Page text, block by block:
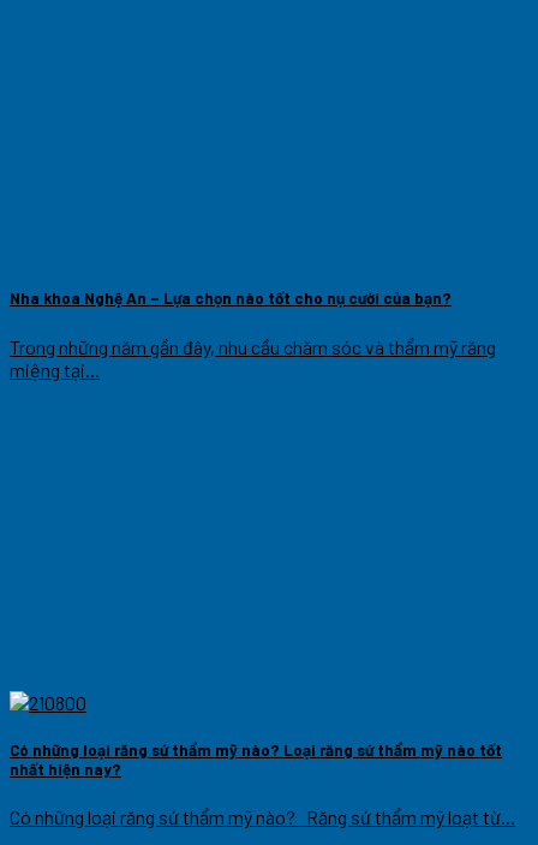
Nha khoa Nghệ An – Lựa chọn nào tốt cho nụ cười của bạn?
Trong những năm gần đây, nhu cầu chăm sóc và thẩm mỹ răng
miệng tại...
Có những loại răng sứ thẩm mỹ nào? Loại răng sứ thẩm mỹ nào tốt
nhất hiện nay?
Có những loại răng sứ thẩm mỹ nào? Răng sứ thẩm mỹ loạt từ...